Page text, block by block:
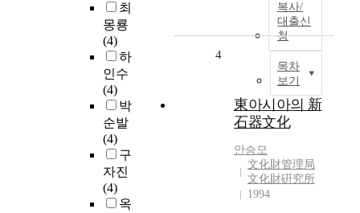
최
몽룡
(4)
하
인수
(4)
박
순발
(4)
구
자진
(4)
옥
복사/
대출신
청
목차
보기
4
東아시아의 新
石器文化
안승모
文化財管理局
文化財硏究所
1994